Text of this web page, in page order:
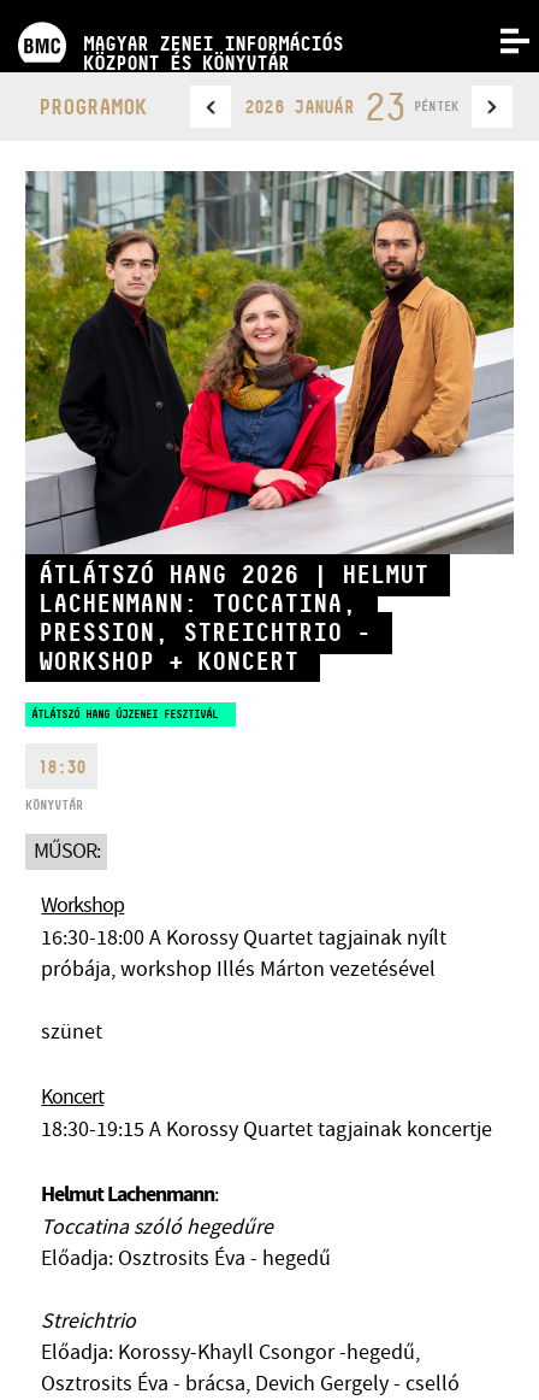
MAGYAR ZENEI INFORMÁCIÓS
KÖZPONT ÉS KÖNYVTÁR
VERSENYEK
KÉPZÉSEK
KIADVÁNYOK
RÓLUNK
KAPCSOLAT
VIDEÓ GALÉRIA
CÍM
EMAIL
infokozpont@bmc.hu
TELEFON
NYITVA TARTÁS
MŰVÉSZADATBÁZIS
ZENEI KÖNYVTÁR, ONLINE KATALÓGUS
PROGRAMOK 2026 JANUÁR 23 PÉNTEK
ÁTLÁTSZÓ HANG 2026 | HELMUT
LACHENMANN: TOCCATINA,
PRESSION, STREICHTRIO -
WORKSHOP + KONCERT
ÁTLÁTSZÓ HANG ÚJZENEI FESZTIVÁL
18:30
KÖNYVTÁR
MŰSOR:
Workshop
16:30-18:00 A Korossy Quartet tagjainak nyílt
próbája, workshop Illés Márton vezetésével
szünet
Koncert
18:30-19:15 A Korossy Quartet tagjainak koncertje
Helmut Lachenmann:
Toccatina szóló hegedűre
Előadja: Osztrosits Éva - hegedű
Streichtrio
Előadja: Korossy-Khayll Csongor -hegedű,
Osztrosits Éva - brácsa, Devich Gergely - cselló